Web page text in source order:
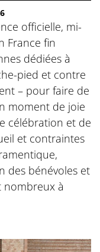
officielle, mi-
France fin
dédiées à
pied et contre
– pour faire de
moment de joie
célébration et de
et contraintes
des bénévoles et
nombreux à